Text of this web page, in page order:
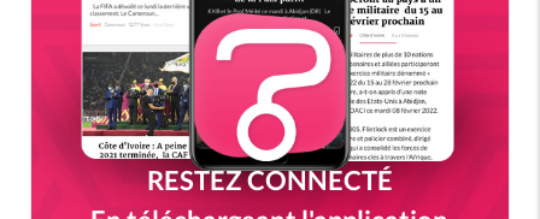
RESTEZ CONNECTÉ